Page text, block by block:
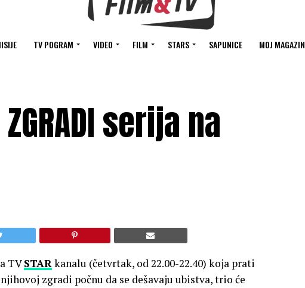
TV POGRAM VIDEO FILM STARS SAPUNICE MOJ MAGAZIN
ZGRADI serija na
TVSTARkanalu (četvrtak, od 22.00-22.40) koja prati
zgradi počnu da se dešavaju ubistva, trio će